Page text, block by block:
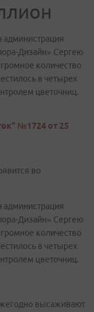
администрация
Дизайн» Сергею
количество
в четырех
цветочниц.
№1724 от 25
во
администрация
Дизайн» Сергею
количество
в четырех
цветочниц.
высаживают